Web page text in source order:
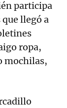
participa
llegó a
ropa,
mochilas,